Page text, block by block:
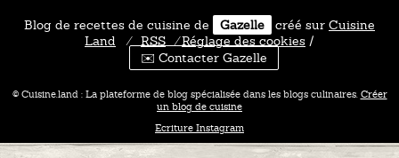
Blog de recettes de cuisine de Gazelle créé sur Cuisine
Land
⁄ RSS ⁄Réglage des cookies /
✉️ Contacter Gazelle
© Cuisine.land : La plateforme de blog spécialisée dans les blogs culinaires. Créer
un blog de cuisine
Ecriture Instagram